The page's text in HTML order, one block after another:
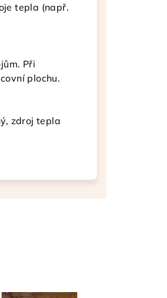
tepla (např.
Při
plochu.
zdroj tepla